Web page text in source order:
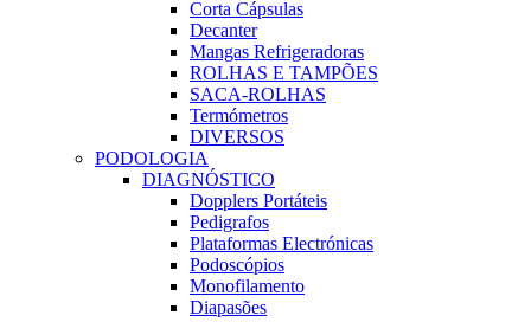
Corta Cápsulas
Decanter
Mangas Refrigeradoras
ROLHAS E TAMPÕES
SACA-ROLHAS
Termómetros
DIVERSOS
PODOLOGIA
DIAGNÓSTICO
Dopplers Portáteis
Pedigrafos
Plataformas Electrónicas
Podoscópios
Monofilamento
Diapasões